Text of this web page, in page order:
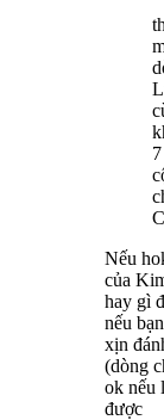
Nếu
của
hay gì
nếu
xịn
(dòng
ok nếu
được